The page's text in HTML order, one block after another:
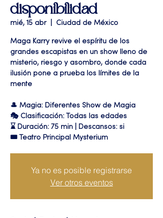
disponibilidad
mié, 15 abr
  |
Ciudad de México
Maga Karry revive el espíritu de los
grandes escapistas en un show lleno de
misterio, riesgo y asombro, donde cada
ilusión pone a prueba los límites de la
mente
🎩 Magia: Diferentes Show de Magia
🎭 Clasificación: Todas las edades
⌛ Duración: 75 min | Descansos: si
🎟 Teatro Principal Mysterium
Ya no es posible registrarse
Ver otros eventos